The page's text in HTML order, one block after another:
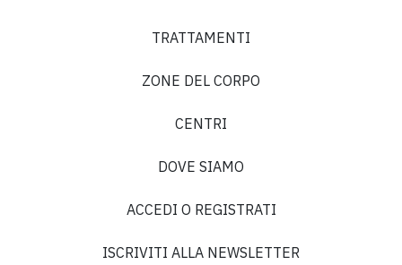
TRATTAMENTI
ZONE DEL CORPO
CENTRI
DOVE SIAMO
ACCEDI O REGISTRATI
ISCRIVITI ALLA NEWSLETTER